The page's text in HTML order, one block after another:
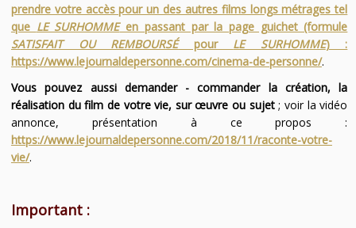
prendre votre accès pour un des autres films longs métrages tel
que LE SURHOMMEen passant par la page guichet (formule
SATISFAIT OU REMBOURSÉpour LE SURHOMME) :
https://www.lejournaldepersonne.com/cinema-de-personne/.
Vous pouvez aussi demander - commander la création, la
réalisation du film de votre vie, sur œuvre ou sujet; voir la vidéo
annonce, présentation à ce propos :
https://www.lejournaldepersonne.com/2018/11/raconte-votre-
vie/.
Important :